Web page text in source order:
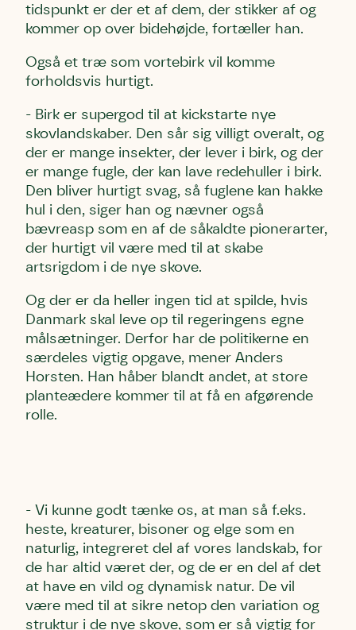
tidspunkt er der et af dem, der stikker af og
kommer op over bidehøjde, fortæller han.
Også et træ som vortebirk vil komme
forholdsvis hurtigt.
- Birk er supergod til at kickstarte nye
skovlandskaber. Den sår sig villigt overalt, og
der er mange insekter, der lever i birk, og der
er mange fugle, der kan lave redehuller i birk.
Den bliver hurtigt svag, så fuglene kan hakke
hul i den, siger han og nævner også
bævreasp som en af de såkaldte pionerarter,
der hurtigt vil være med til at skabe
artsrigdom i de nye skove.
Og der er da heller ingen tid at spilde, hvis
Danmark skal leve op til regeringens egne
målsætninger. Derfor har de politikerne en
særdeles vigtig opgave, mener Anders
Horsten. Han håber blandt andet, at store
planteædere kommer til at få en afgørende
rolle.
- Vi kunne godt tænke os, at man så f.eks.
heste, kreaturer, bisoner og elge som en
naturlig, integreret del af vores landskab, for
de har altid været der, og de er en del af det
at have en vild og dynamisk natur. De vil
være med til at sikre netop den variation og
struktur i de nye skove, som er så vigtig for